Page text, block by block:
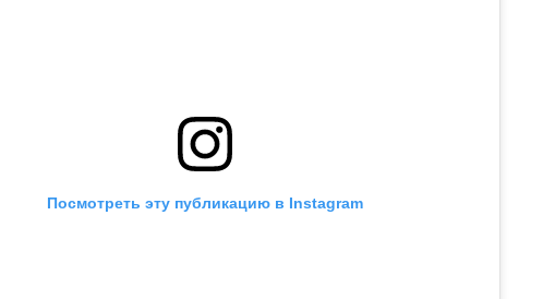
Посмотреть эту публикацию в Instagram